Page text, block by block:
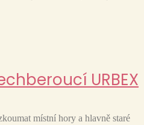
URBEX
místní hory a hlavně staré